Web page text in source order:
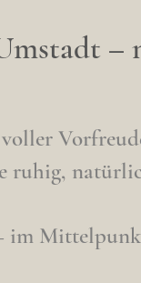
ruhig,
im